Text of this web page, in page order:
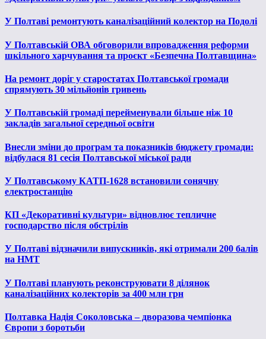
У Полтаві ремонтують каналізаційний колектор на Подолі
У Полтавській ОВА обговорили впровадження реформи
шкільного харчування та проєкт «Безпечна Полтавщина»
На ремонт доріг у старостатах Полтавської громади
спрямують 30 мільйонів гривень
У Полтавській громаді перейменували більше ніж 10
закладів загальної середньої освіти
Внесли зміни до програм та показників бюджету громади:
відбулася 81 сесія Полтавської міської ради
У Полтавському КАТП-1628 встановили сонячну
електростанцію
КП «Декоративні культури» відновлює тепличне
господарство після обстрілів
У Полтаві відзначили випускників, які отримали 200 балів
на НМТ
У Полтаві планують реконструювати 8 ділянок
каналізаційних колекторів за 400 млн грн
Полтавка Надія Соколовська – дворазова чемпіонка
Європи з боротьби